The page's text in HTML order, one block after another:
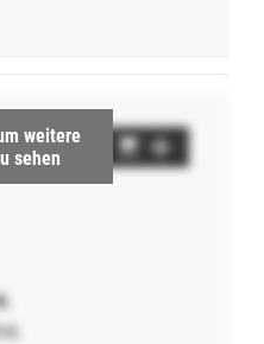
weitere
sehen